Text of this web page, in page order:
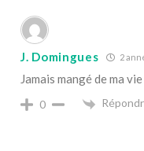
J. Domingues 2
Jamais mangé de ma
0